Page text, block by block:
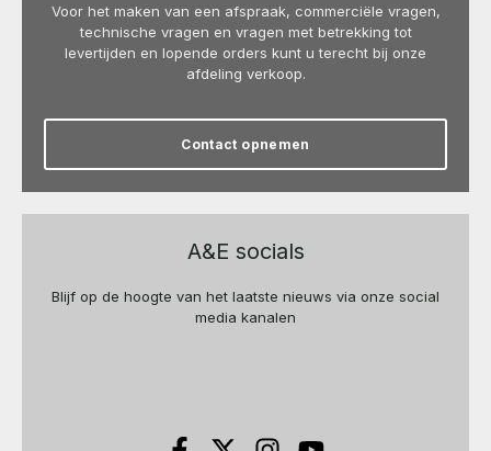
Voor het maken van een afspraak, commerciële vragen,
technische vragen en vragen met betrekking tot
levertijden en lopende orders kunt u terecht bij onze
afdeling verkoop.
Contact opnemen
A&E socials
Blijf op de hoogte van het laatste nieuws via onze social
media kanalen